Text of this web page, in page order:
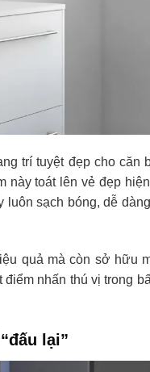
trí tuyệt đẹp cho căn
này toát lên vẻ đẹp
sạch bóng, dễ
quả mà còn sở hữu
nhấn thú vị trong
lại”